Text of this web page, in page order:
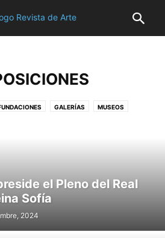
GALERÍAS MUSEOS
el Pleno del Real
Sofía
2024